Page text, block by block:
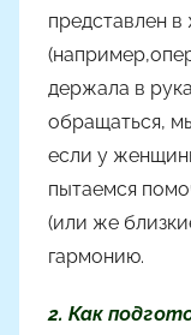
представлен
держала в
обращаться,
если у
пытаемся
(или же
гармонию.
2. Как